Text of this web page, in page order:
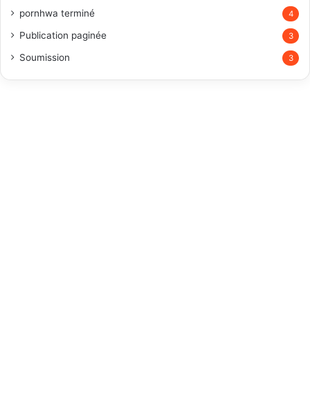
pornhwa terminé 4
Publication paginée 3
Soumission 3